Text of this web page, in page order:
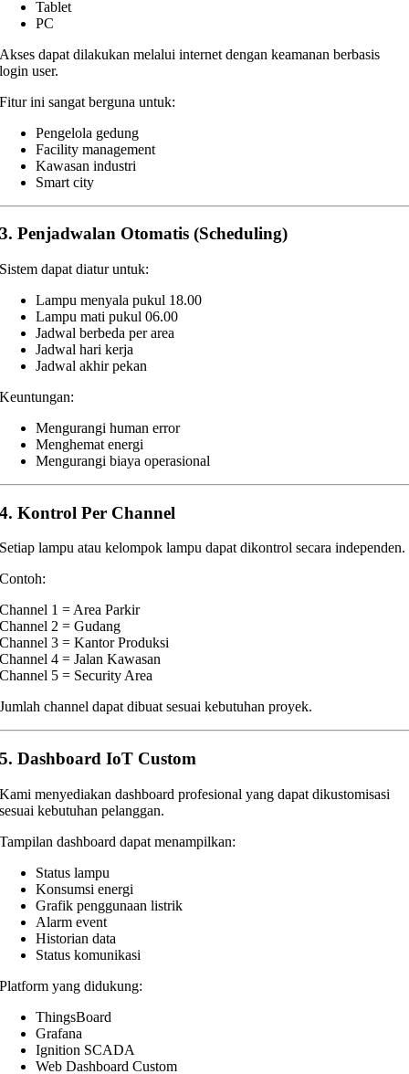
Tablet
PC
Akses dapat dilakukan melalui internet dengan keamanan berbasis
login user.
Fitur ini sangat berguna untuk:
Pengelola gedung
Facility management
Kawasan industri
Smart city
3. Penjadwalan Otomatis (Scheduling)
Sistem dapat diatur untuk:
Lampu menyala pukul 18.00
Lampu mati pukul 06.00
Jadwal berbeda per area
Jadwal hari kerja
Jadwal akhir pekan
Keuntungan:
Mengurangi human error
Menghemat energi
Mengurangi biaya operasional
4. Kontrol Per Channel
Setiap lampu atau kelompok lampu dapat dikontrol secara independen.
Contoh:
Channel 1 = Area Parkir
Channel 2 = Gudang
Channel 3 = Kantor Produksi
Channel 4 = Jalan Kawasan
Channel 5 = Security Area
Jumlah channel dapat dibuat sesuai kebutuhan proyek.
5. Dashboard IoT Custom
Kami menyediakan dashboard profesional yang dapat dikustomisasi
sesuai kebutuhan pelanggan.
Tampilan dashboard dapat menampilkan:
Status lampu
Konsumsi energi
Grafik penggunaan listrik
Alarm event
Historian data
Status komunikasi
Platform yang didukung:
ThingsBoard
Grafana
Ignition SCADA
Web Dashboard Custom